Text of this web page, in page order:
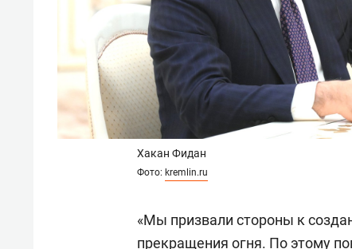
Хакан Фидан
Фото: kremlin.ru
«Мы призвали стороны к
прекращения огня. По этому